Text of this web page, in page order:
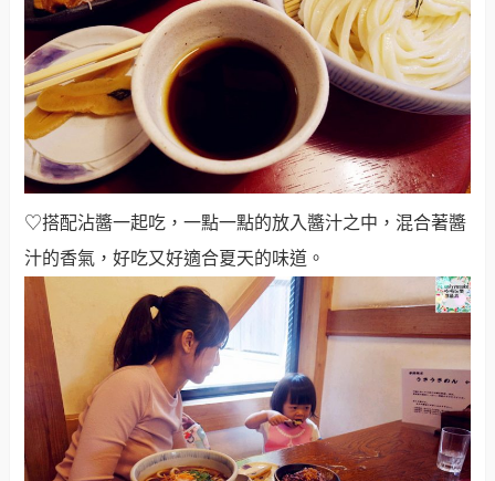
♡搭配沾醬一起吃，一點一點的放入醬汁之中，混合著醬
汁的香氣，好吃又好適合夏天的味道。